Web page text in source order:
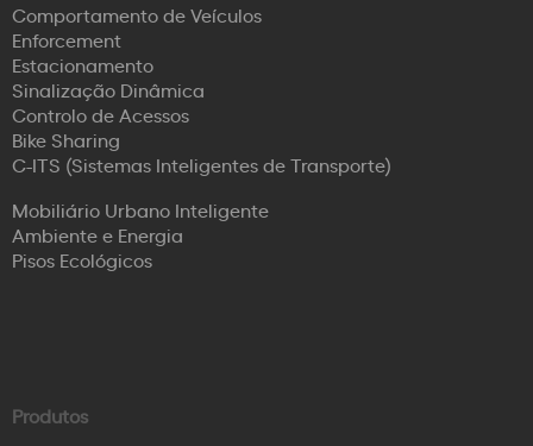
Comportamento de Veículos
Enforcement
Estacionamento
Sinalização Dinâmica
Controlo de Acessos
Bike Sharing
C-ITS (Sistemas Inteligentes de Transporte)
Mobiliário Urbano Inteligente
Ambiente e Energia
Pisos Ecológicos
Produtos